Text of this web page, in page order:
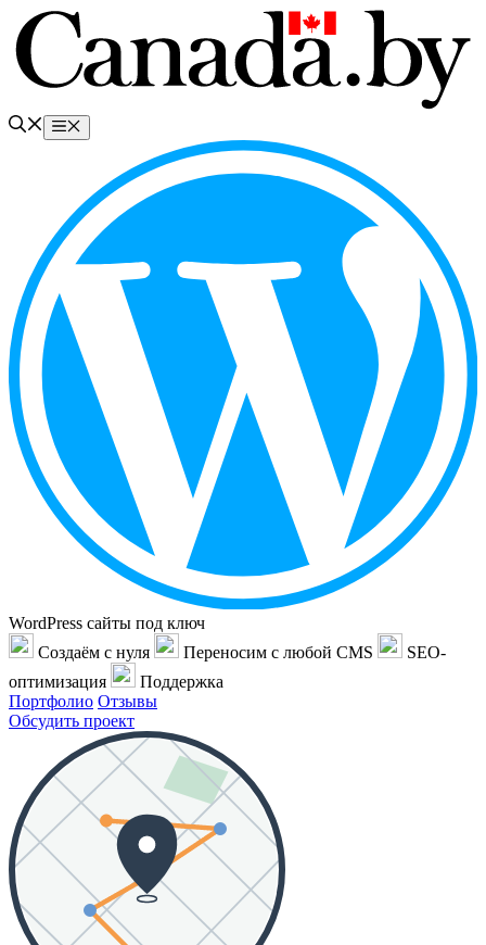
Перейти
содержимому
Меню
WordPress сайты под ключ
Создаём с нуля
Переносим с любой CMS
SEO-
оптимизация
Поддержка
Портфолио Отзывы
Обсудить проект